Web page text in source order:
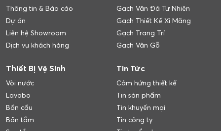
Thông tin & Báo cáo
Dự án
Liên hệ Showroom
Dịch vụ khách hàng
Gạch Vân Đá Tự Nhiên
Gạch Thiết Kế Xi Măng
Gạch Trang Trí
Gạch Vân Gỗ
Thiết Bị Vệ Sinh
Vòi nước
Lavabo
Bồn cầu
Bồn tắm
Tin Tức
Cảm hứng thiết kế
Tin sản phẩm
Tin khuyến mại
Tin công ty